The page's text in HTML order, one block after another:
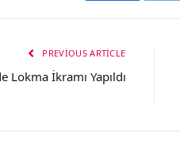
PREVIOUS ARTICLE
Lokma İkramı Yapıldı